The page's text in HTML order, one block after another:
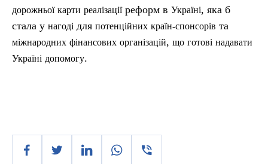
дорожньої карти реалізаціїреформ в Україні, яка б
стала у нагоді для потенційних країн-спонсорів та
міжнародних фінансових організацій, що готові надавати
Україні допомогу.